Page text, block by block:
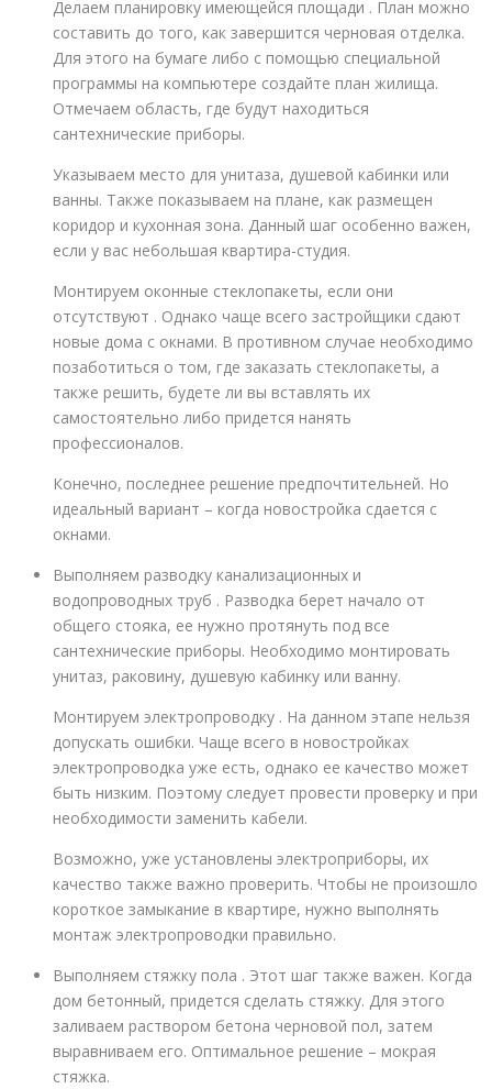
Делаем планировку имеющейся площади . План можно
составить до того, как завершится черновая отделка.
Для этого на бумаге либо с помощью специальной
программы на компьютере создайте план жилища.
Отмечаем область, где будут находиться
сантехнические приборы.
Указываем место для унитаза, душевой кабинки или
ванны. Также показываем на плане, как размещен
коридор и кухонная зона. Данный шаг особенно важен,
если у вас небольшая квартира-студия.
Монтируем оконные стеклопакеты, если они
отсутствуют . Однако чаще всего застройщики сдают
новые дома с окнами. В противном случае необходимо
позаботиться о том, где заказать стеклопакеты, а
также решить, будете ли вы вставлять их
самостоятельно либо придется нанять
профессионалов.
Конечно, последнее решение предпочтительней. Но
идеальный вариант – когда новостройка сдается с
окнами.
Выполняем разводку канализационных и
водопроводных труб . Разводка берет начало от
общего стояка, ее нужно протянуть под все
сантехнические приборы. Необходимо монтировать
унитаз, раковину, душевую кабинку или ванну.
Монтируем электропроводку . На данном этапе нельзя
допускать ошибки. Чаще всего в новостройках
электропроводка уже есть, однако ее качество может
быть низким. Поэтому следует провести проверку и при
необходимости заменить кабели.
Возможно, уже установлены электроприборы, их
качество также важно проверить. Чтобы не произошло
короткое замыкание в квартире, нужно выполнять
монтаж электропроводки правильно.
Выполняем стяжку пола . Этот шаг также важен. Когда
дом бетонный, придется сделать стяжку. Для этого
заливаем раствором бетона черновой пол, затем
выравниваем его. Оптимальное решение – мокрая
стяжка.